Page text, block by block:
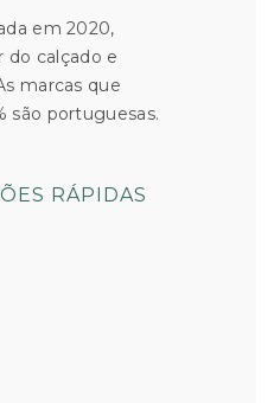
em 2020,
do calçado e
marcas que
são portuguesas.
RÁPIDAS